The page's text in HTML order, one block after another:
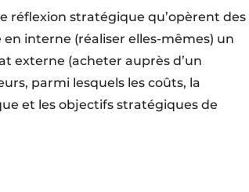
réflexion stratégique qu’opèrent des
interne (réaliser elles-mêmes) un
externe (acheter auprès d’un
parmi lesquels les coûts, la
et les objectifs stratégiques de